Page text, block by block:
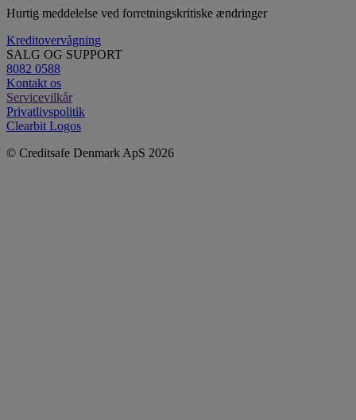
Hurtig meddelelse ved forretningskritiske ændringer
Kreditovervågning
SALG OG SUPPORT
8082 0588
Kontakt os
Servicevilkår
Privatlivspolitik
Clearbit Logos
© Creditsafe Denmark ApS 2026